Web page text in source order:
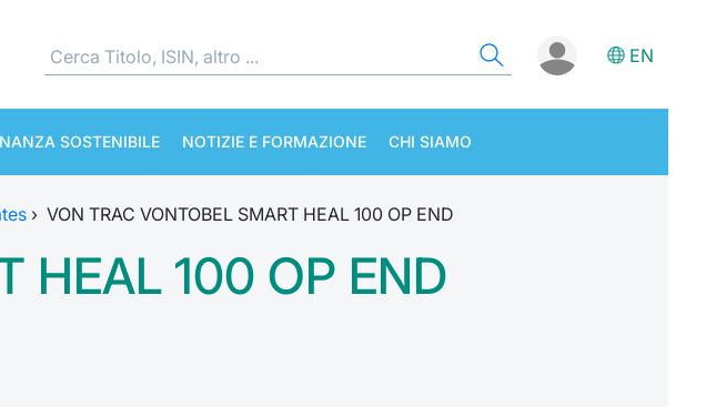
EN
SOSTENIBILE NOTIZIE E FORMAZIONE CHI SIAMO
› VON TRAC VONTOBEL SMART HEAL 100 OP END
HEAL 100 OP END